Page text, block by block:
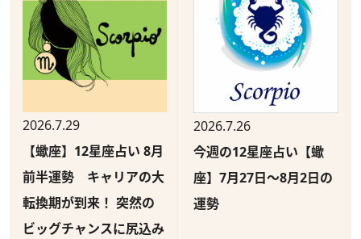
2026.7.29
【蠍座】12星座占い 8月
前半運勢 キャリアの大
転換期が到来！ 突然の
ビッグチャンスに尻込み
2026.7.26
今週の12星座占い【蠍
座】7月27日～8月2日の
運勢